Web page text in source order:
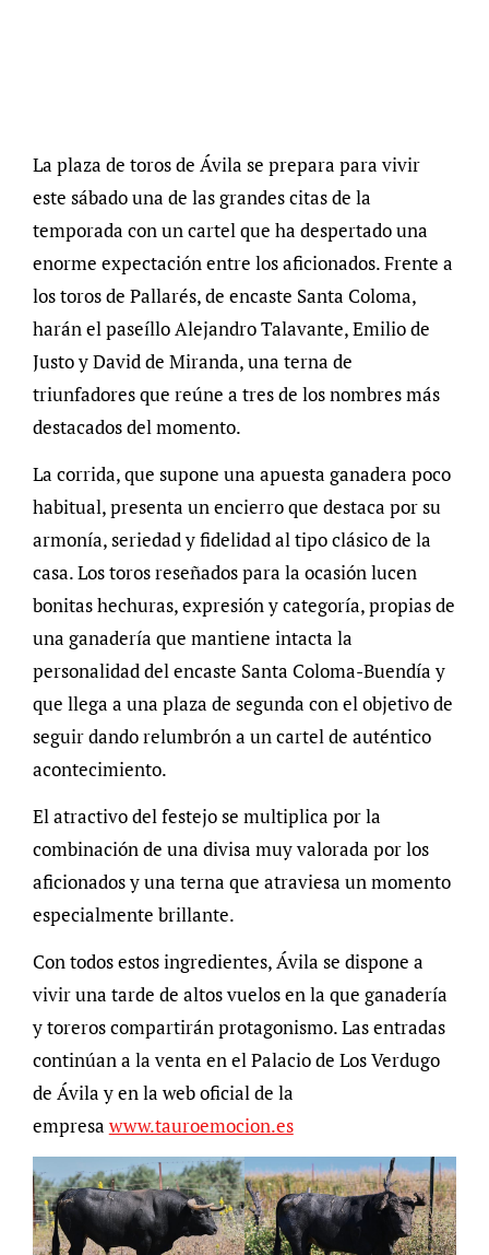
La plaza de toros de Ávila se prepara para vivir
este sábado una de las grandes citas de la
temporada con un cartel que ha despertado una
enorme expectación entre los aficionados. Frente a
los toros de Pallarés, de encaste Santa Coloma,
harán el paseíllo Alejandro Talavante, Emilio de
Justo y David de Miranda, una terna de
triunfadores que reúne a tres de los nombres más
destacados del momento.
La corrida, que supone una apuesta ganadera poco
habitual, presenta un encierro que destaca por su
armonía, seriedad y fidelidad al tipo clásico de la
casa. Los toros reseñados para la ocasión lucen
bonitas hechuras, expresión y categoría, propias de
una ganadería que mantiene intacta la
personalidad del encaste Santa Coloma-Buendía y
que llega a una plaza de segunda con el objetivo de
seguir dando relumbrón a un cartel de auténtico
acontecimiento.
El atractivo del festejo se multiplica por la
combinación de una divisa muy valorada por los
aficionados y una terna que atraviesa un momento
especialmente brillante.
Con todos estos ingredientes, Ávila se dispone a
vivir una tarde de altos vuelos en la que ganadería
y toreros compartirán protagonismo. Las entradas
continúan a la venta en el Palacio de Los Verdugo
de Ávila y en la web oficial de la
empresa www.tauroemocion.es